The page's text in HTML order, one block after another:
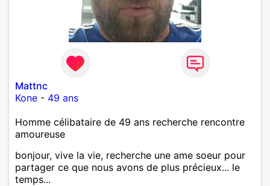
Mattnc
Kone - 49 ans
Homme célibataire de 49 ans recherche rencontre
amoureuse
bonjour, vive la vie, recherche une ame soeur pour
partager ce que nous avons de plus précieux... le
temps...